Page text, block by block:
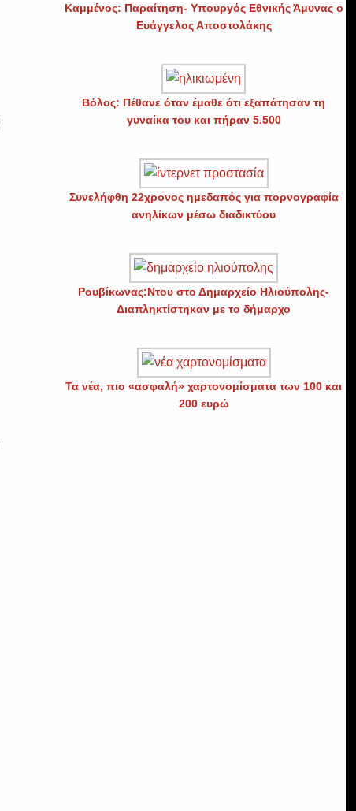
Καμμένος: Παραίτηση- Υπουργός Εθνικής Άμυνας ο
Ευάγγελος Αποστολάκης
Βόλος: Πέθανε όταν έμαθε ότι εξαπάτησαν τη
γυναίκα του και πήραν 5.500
Συνελήφθη 22χρονος ημεδαπός για πορνογραφία
ανηλίκων μέσω διαδικτύου
Ρουβίκωνας:Ντου στο Δημαρχείο Ηλιούπολης-
Διαπληκτίστηκαν με το δήμαρχο
Τα νέα, πιο «ασφαλή» χαρτονομίσματα των 100 και
200 ευρώ